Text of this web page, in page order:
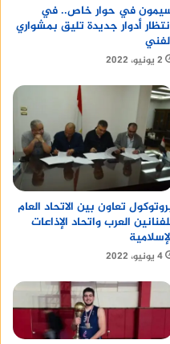
في حوار خاص.. في
أدوار جديدة تليق بمشواري
2 يونيو، 2022
تعاون بين الاتحاد العام
العرب واتحاد الإذاعات
4 يونيو، 2022